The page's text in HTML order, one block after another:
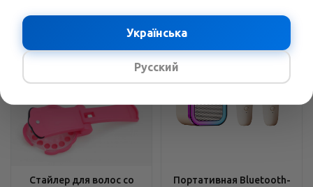
Стайлер для волос со
Портативная Bluetooth-
Українська
Русский